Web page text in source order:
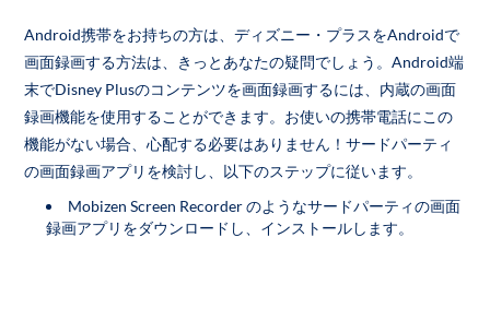
Android携帯をお持ちの方は、ディズニー・プラスをAndroidで
画面録画する方法は、きっとあなたの疑問でしょう。Android端
末でDisney Plusのコンテンツを画面録画するには、内蔵の画面
録画機能を使用することができます。お使いの携帯電話にこの
機能がない場合、心配する必要はありません！サードパーティ
の画面録画アプリを検討し、以下のステップに従います。
Mobizen Screen Recorder のようなサードパーティの画面
録画アプリをダウンロードし、インストールします。